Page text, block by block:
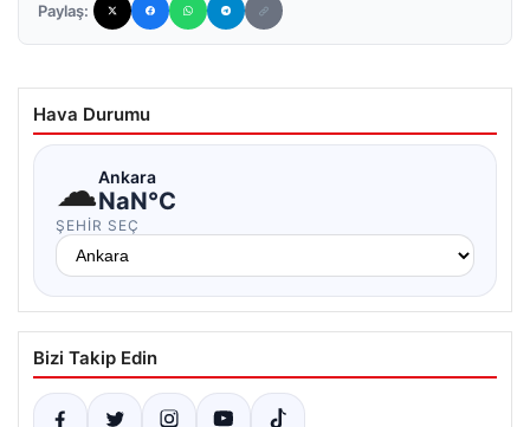
Paylaş:
Hava Durumu
☁Ankara
NaN°C
ŞEHIR SEÇ
Bizi Takip Edin